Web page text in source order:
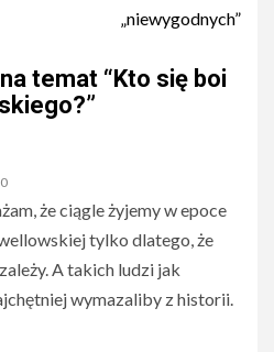
„niewygodnych”
temat “Kto się boi
”
że ciągle żyjemy w epoce
tylko dlatego, że
A takich ludzi jak
wymazaliby z historii.